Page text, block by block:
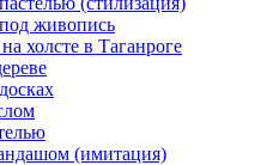
живопись
холсте в Таганроге
(имитация)